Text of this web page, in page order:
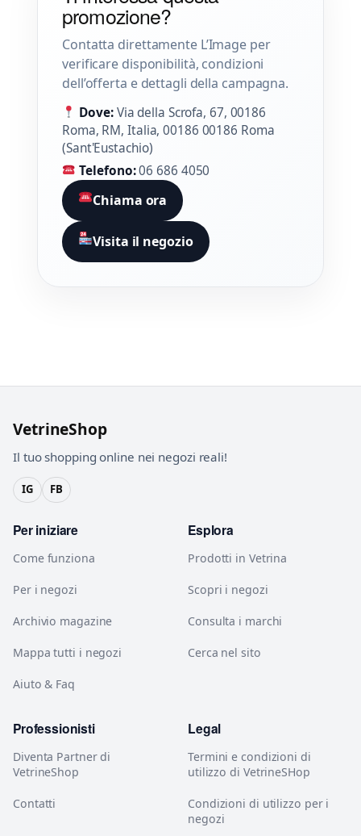
promozione?
Contatta direttamente L’Image per
verificare disponibilità, condizioni
dell’offerta e dettagli della campagna.
Dove:Via della Scrofa, 67, 00186
Roma, RM, Italia, 00186 00186 Roma
(Sant'Eustachio)
Telefono:06 686 4050
Chiama ora
Visita il negozio
VetrineShop
Il tuo shopping online nei negozi reali!
IG FB
Per iniziare
Come funziona
Per i negozi
Archivio magazine
Mappa tutti i negozi
Aiuto & Faq
Esplora
Prodotti in Vetrina
Scopri i negozi
Consulta i marchi
Cerca nel sito
Professionisti
Diventa Partner di
VetrineShop
Contatti
Legal
Termini e condizioni di
utilizzo di VetrineSHop
Condizioni di utilizzo per i
negozi